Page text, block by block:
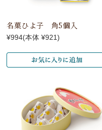
名菓ひよ子 角5個入
¥994(本体 ¥921)